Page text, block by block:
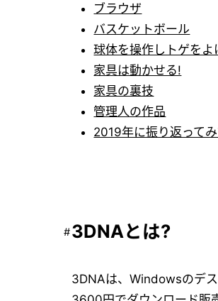
ブラウザ
バスケットボール
球体を操作しトゲを
家具は動かせる!
家具の裏技
管理人の作品
2019年に振り返って
3DNAとは?
3DNAは、Windowsのデス